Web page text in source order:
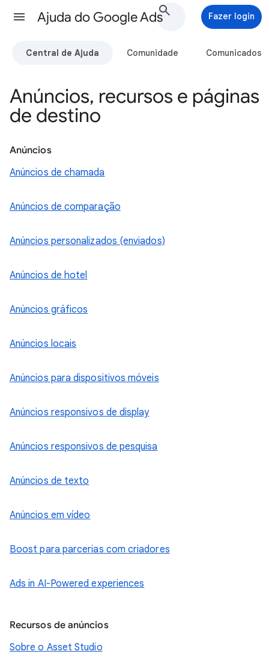
Ajuda do Google Ads Fazer login
Central de Ajuda Comunidade Comunicados
Anúncios, recursos e páginas
de destino
Anúncios
Anúncios de chamada
Anúncios de comparação
Anúncios personalizados (enviados)
Anúncios de hotel
Anúncios gráficos
Anúncios locais
Anúncios para dispositivos móveis
Anúncios responsivos de display
Anúncios responsivos de pesquisa
Anúncios de texto
Anúncios em vídeo
Boost para parcerias com criadores
Ads in AI-Powered experiences
Recursos de anúncios
Sobre o Asset Studio